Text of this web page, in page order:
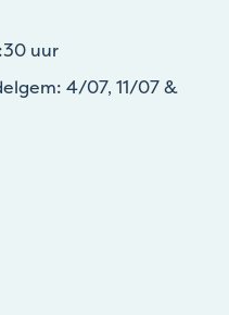
uur
4/07, 11/07 &